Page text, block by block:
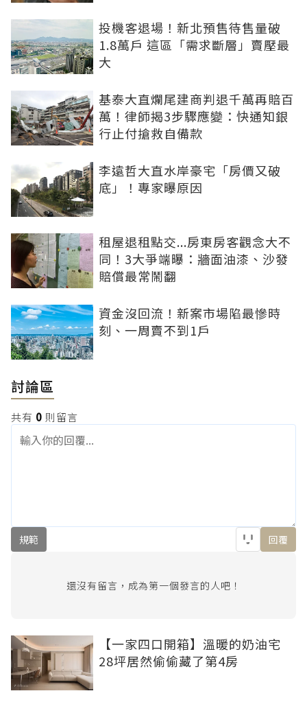
投機客退場！新北預售待售量破
1.8萬戶 這區「需求斷層」賣壓最
大
基泰大直爛尾建商判退千萬再賠百
萬！律師揭3步驟應變：快通知銀
行止付搶救自備款
李遠哲大直水岸豪宅「房價又破
底」！專家曝原因
租屋退租點交...房東房客觀念大不
同！3大爭端曝：牆面油漆、沙發
賠償最常鬧翻
資金沒回流！新案市場陷最慘時
刻、一周賣不到1戶
討論區
共有 0 則留言
規範 回覆
還沒有留言，成為第一個發言的人吧！
【一家四口開箱】溫暖的奶油宅
28坪居然偷偷藏了第4房